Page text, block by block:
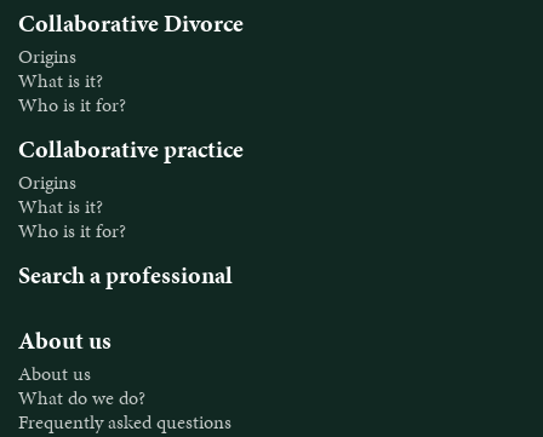
Collaborative Divorce
Origins
What is it?
Who is it for?
Collaborative practice
Origins
What is it?
Who is it for?
Search a professional
About us
About us
What do we do?
Frequently asked questions